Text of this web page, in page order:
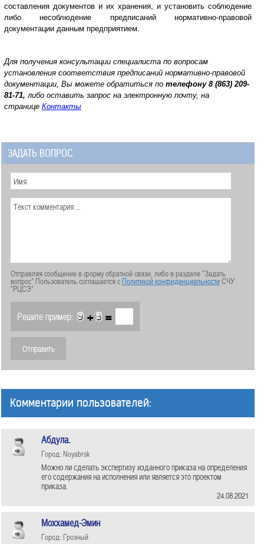
составления документов и их хранения, и установить соблюдение
либо несоблюдение предписаний нормативно-правовой
документации данным предприятием.
Для получения консультации специалиста по вопросам
установления соответствия предписаний нормативно-правовой
документации, Вы можете обратиться по телефону 8 (863) 209-
81-71, либо оставить запрос на электронную почту, на
странице Контакты
ЗАДАТЬ ВОПРОС
Отправляя сообщение в форму обратной связи, либо в разделе "Задать
вопрос" Пользователь соглашается сПолитикой конфиденциальностиСЧУ
"РЦСЭ"
Решите пример: + =
Комментарии пользователей:
Абдула.
Город: Noyabrsk
Можно ли сделать экспертизу изданного приказа на определения
его содержания на исполнения или является это проектом
приказа.
24.08.2021
Моххамед-Эмин
Город: Грозный